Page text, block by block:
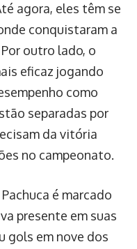
agora, eles têm se
conquistaram a
outro lado, o
eficaz jogando
como
separadas por
da vitória
no campeonato.
é marcado
presente em suas
gols em nove dos